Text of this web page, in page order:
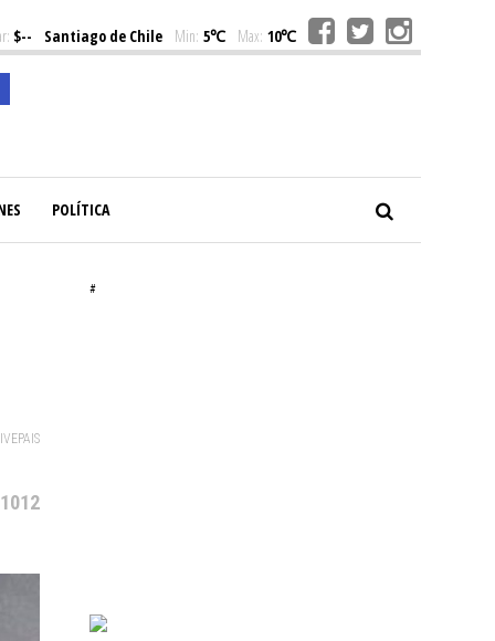
$-- Santiago de Chile Min: 5℃ Max: 10℃
POLÍTICA
#